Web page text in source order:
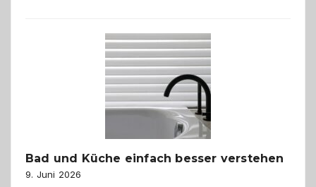
Bad und Küche einfach besser verstehen
9. Juni 2026